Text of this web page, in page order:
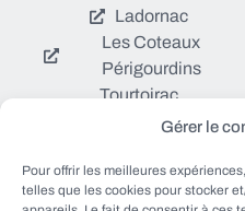
Gérer le
Pour offrir les meilleures
telles que les cookies pour stocker
Ladornac
Les Coteaux
Périgourdins
Tourtoirac
© EWANEWS tous droits
réservés